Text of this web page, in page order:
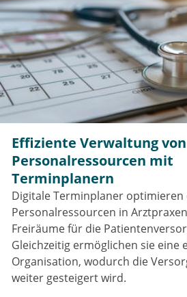
Effiziente Verwaltung von
Personalressourcen mit
Terminplanern
Digitale Terminplaner optimieren
Personalressourcen in
Freiräume für die
Gleichzeitig ermöglichen sie eine
Organisation, wodurch die
weiter gesteigert wird.